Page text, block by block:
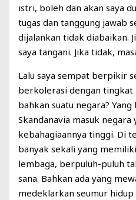
istri, boleh dan akan saya
tugas dan tanggung jawab
dijalankan tidak diabaikan.
saya tangani. Jika tidak,
Lalu saya sempat berpikir
berkolerasi dengan tingkat
bahkan suatu negara?
Skandanavia masuk
kebahagiaannya tinggi. Di
banyak sekali yang
lembaga, berpuluh-puluh
sana. Bahkan ada yang
medeklarkan seumur